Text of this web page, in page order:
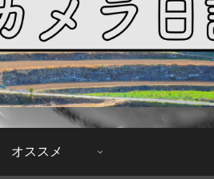
オススメ